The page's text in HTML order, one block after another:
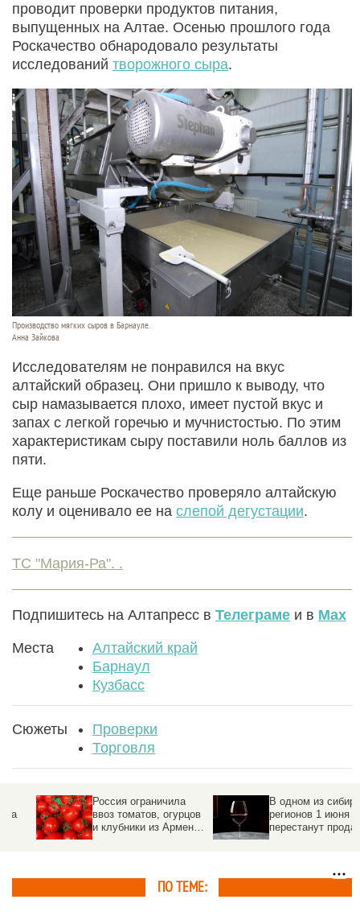
проводит проверки продуктов питания,
выпущенных на Алтае. Осенью прошлого года
Роскачество обнародовало результаты
исследований творожного сыра.
Производство мягких сыров в Барнауле.
Анна Зайкова
Исследователям не понравился на вкус
алтайский образец. Они пришло к выводу, что
сыр намазывается плохо, имеет пустой вкус и
запах с легкой горечью и мучнистостью. По этим
характеристикам сыру поставили ноль баллов из
пяти.
Еще раньше Роскачество проверяло алтайскую
колу и оценивало ее на слепой дегустации.
ТС "Мария-Ра". .
Подпишитесь на Алтапресс в Телеграме и в Max
Места
Алтайский край
Барнаул
Кузбасс
Сюжеты
Проверки
Торговля
Россия ограничила
ввоз томатов, огурцов
и клубники из Армении.
Причина
В одном из сибирских
регионов 1 июня
перестанут продавать
алкоголь
ПО ТЕМЕ: